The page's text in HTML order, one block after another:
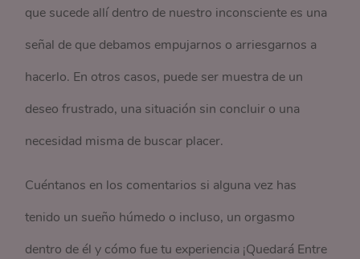
que sucede allí dentro de nuestro inconsciente es una
señal de que debamos empujarnos o arriesgarnos a
hacerlo. En otros casos, puede ser muestra de un
deseo frustrado, una situación sin concluir o una
necesidad misma de buscar placer.
Cuéntanos en los comentarios si alguna vez has
tenido un sueño húmedo o incluso, un orgasmo
dentro de él y cómo fue tu experiencia ¡Quedará Entre